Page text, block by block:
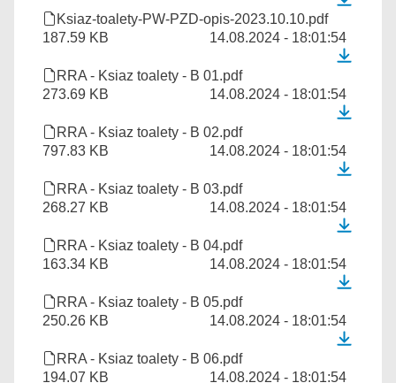
Ksiaz-toalety-PW-PZD-opis-2023.10.10.pdf
187.59 KB
14.08.2024 - 18:01:54
RRA - Ksiaz toalety - B 01.pdf
273.69 KB
14.08.2024 - 18:01:54
RRA - Ksiaz toalety - B 02.pdf
797.83 KB
14.08.2024 - 18:01:54
RRA - Ksiaz toalety - B 03.pdf
268.27 KB
14.08.2024 - 18:01:54
RRA - Ksiaz toalety - B 04.pdf
163.34 KB
14.08.2024 - 18:01:54
RRA - Ksiaz toalety - B 05.pdf
250.26 KB
14.08.2024 - 18:01:54
RRA - Ksiaz toalety - B 06.pdf
194.07 KB
14.08.2024 - 18:01:54